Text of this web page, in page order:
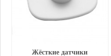
Жёсткие датчики